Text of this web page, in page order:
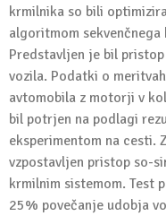
krmilnika so bili
algoritmom
Predstavljen je bil
vozila. Podatki o
avtomobila z motorji v
bil potrjen na podlagi
eksperimentom na
vzpostavljen pristop so-
krmilnim sistemom. Test
25% povečanje udobja